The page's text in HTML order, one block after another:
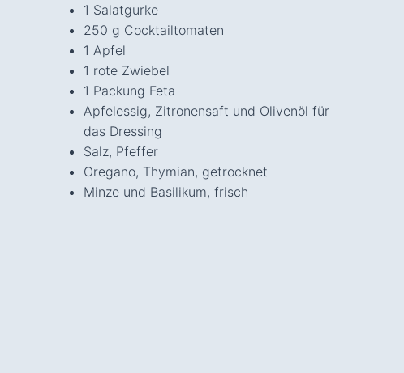
1 Salatgurke
250 g Cocktailtomaten
1 Apfel
1 rote Zwiebel
1 Packung Feta
Apfelessig, Zitronensaft und Olivenöl für
das Dressing
Salz, Pfeffer
Oregano, Thymian, getrocknet
Minze und Basilikum, frisch